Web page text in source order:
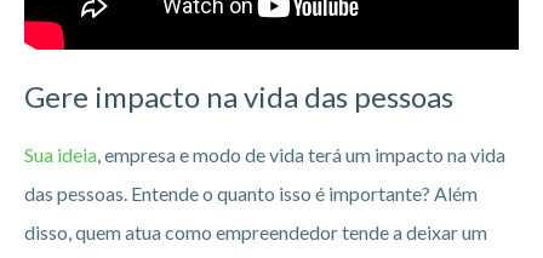
Gere impacto na vida das pessoas
Sua ideia, empresa e modo de vida terá um impacto na vida
das pessoas. Entende o quanto isso é importante? Além
disso, quem atua como empreendedor tende a deixar um